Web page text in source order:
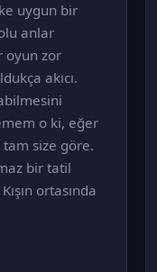
uygun bir
anlar
oyun zor
akıcı.
o ki, eğer
size göre.
bir tatil
ortasında